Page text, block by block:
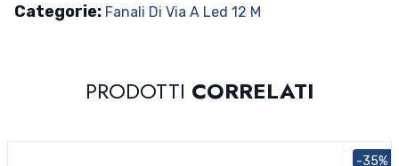
Categorie: Fanali Di Via A Led 12 M
PRODOTTI CORRELATI
-35%